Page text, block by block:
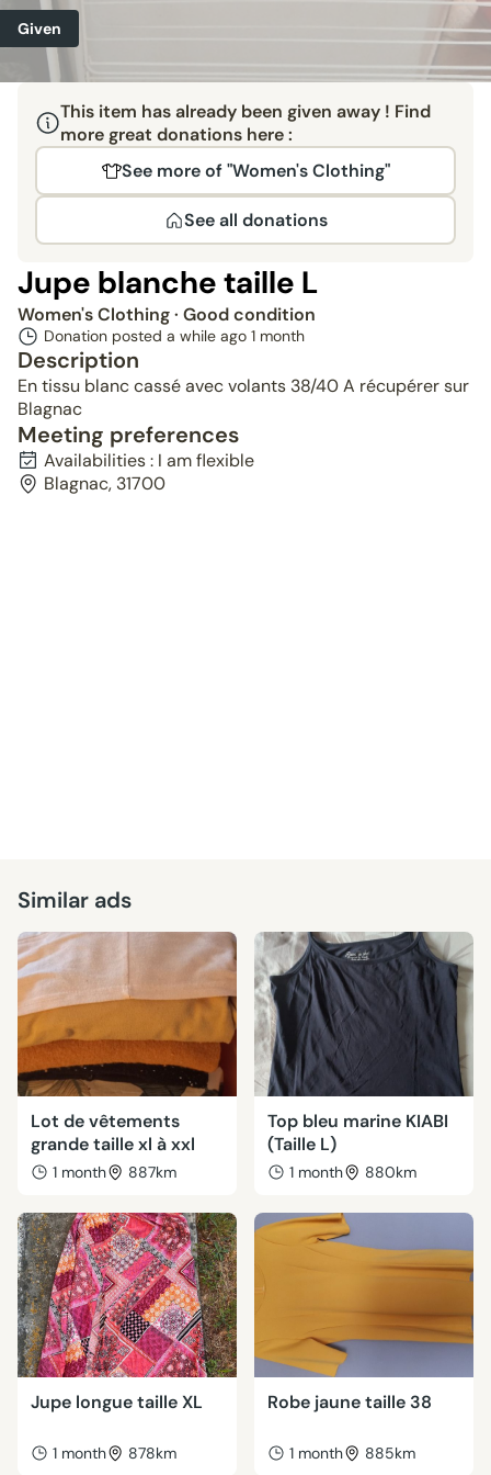
Given
This item has already been given away ! Find
more great donations here :
See more of "Women's Clothing"
See all donations
Jupe blanche taille L
Women's Clothing· Good condition
Donation posted a while ago 1 month
Description
En tissu blanc cassé avec volants 38/40 A récupérer sur
Blagnac
Meeting preferences
Availabilities : I am flexible
Blagnac, 31700
Similar ads
Lot de vêtements
grande taille xl à xxl
1 month 887km
Top bleu marine KIABI
(Taille L)
1 month 880km
Jupe longue taille XL
1 month 878km
Robe jaune taille 38
1 month 885km